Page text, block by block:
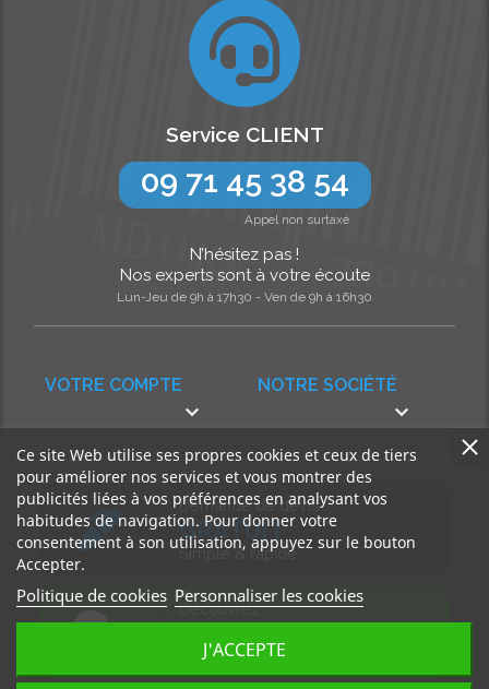
NOTRE SOCIÉTÉ

VOTRE COMPTE

Service CLIENT
09 71 45 38 54
Appel non surtaxé
N’hésitez pas !
Nos experts sont à votre écoute
Lun-Jeu de 9h à 17h30 - Ven de 9h à 16h30
Demande de devis
GRATUIT
Simple & rapide
Découvrez
Accédez à nos articles
Ce site Web utilise ses propres cookies et ceux de tiers
pour améliorer nos services et vous montrer des
publicités liées à vos préférences en analysant vos
habitudes de navigation. Pour donner votre
consentement à son utilisation, appuyez sur le bouton
Accepter.
Politique de cookies Personnaliser les cookies
J'ACCEPTE